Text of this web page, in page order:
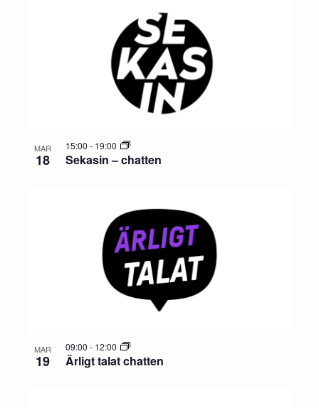
MAR
18 Sekasin – chatten
15:00 - 19:00
MAR
19 Ärligt talat chatten
09:00 - 12:00